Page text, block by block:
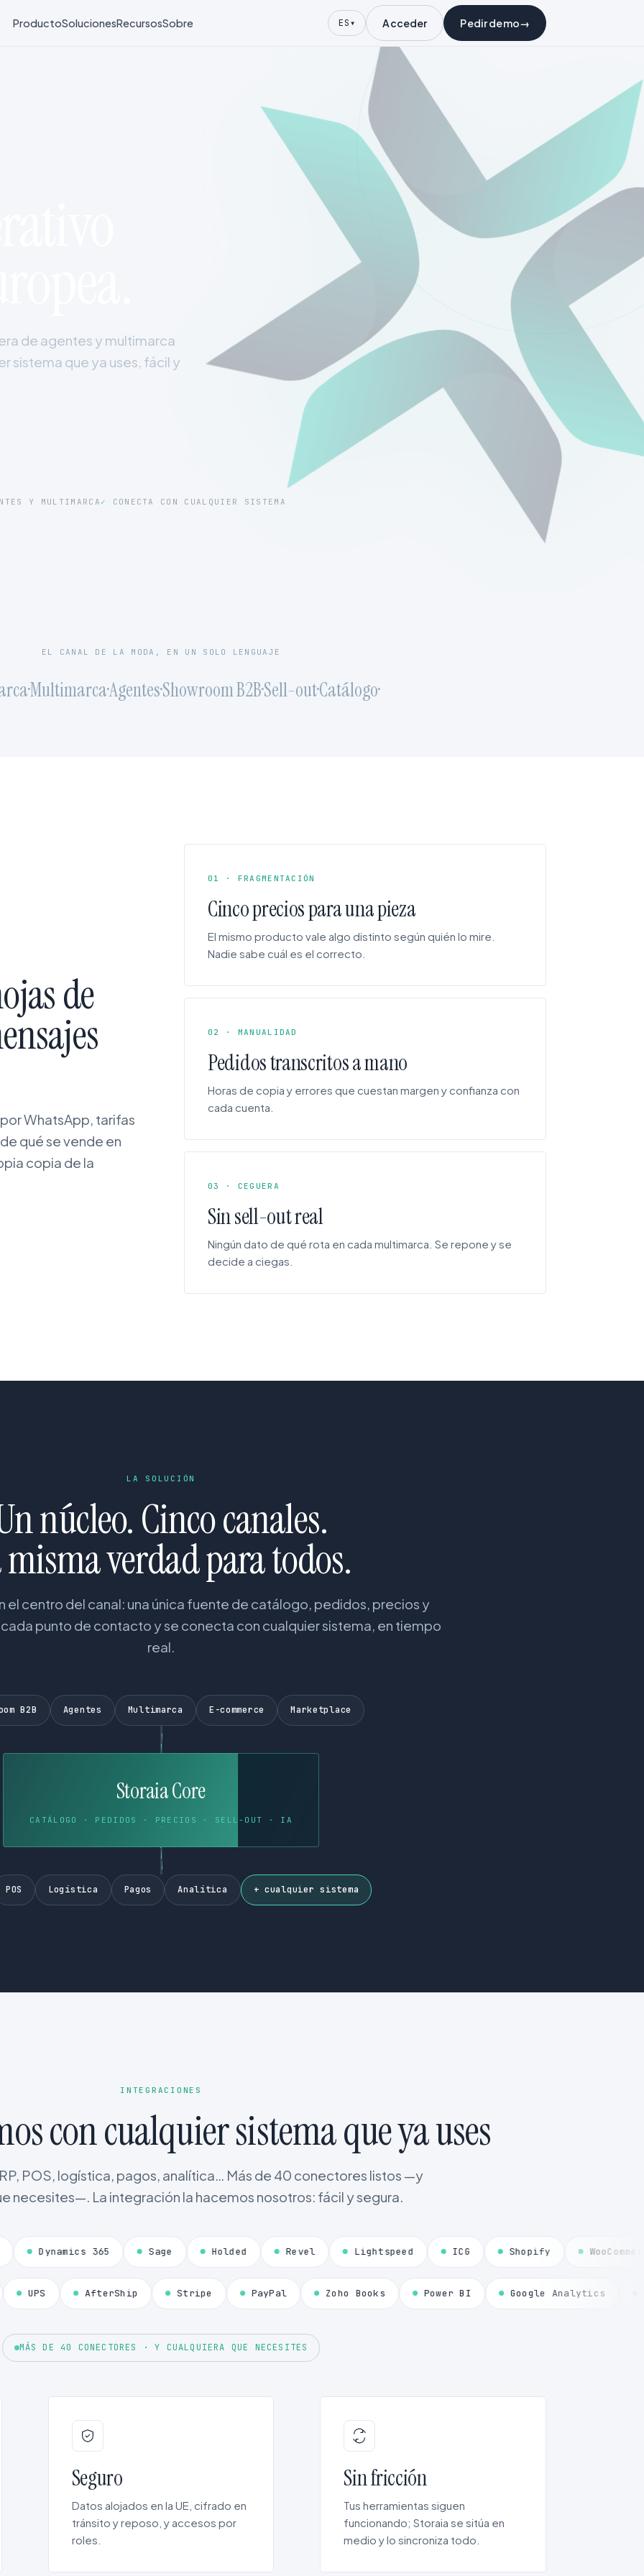
ProductoSolucionesRecursosSobre ES▾ Acceder Pedir demo→
de agentes y multimarca
sistema que ya uses, fácil y
Y MULTIMARCA ✓ CONECTA CON CUALQUIER SISTEMA
EL CANAL DE LA MODA, EN UN SOLO LENGUAJE
·Multimarca·Agentes·Showroom B2B·Sell-out·Catálogo·
de
WhatsApp, tarifas
qué se vende en
copia de la
01 · FRAGMENTACIÓN
Cinco precios para una pieza
El mismo producto vale algo distinto según quién lo mire.
Nadie sabe cuál es el correcto.
02 · MANUALIDAD
Pedidos transcritos a mano
Horas de copia y errores que cuestan margen y confianza con
cada cuenta.
03 · CEGUERA
Sin sell-out real
Ningún dato de qué rota en cada multimarca. Se repone y se
decide a ciegas.
LA SOLUCIÓN
núcleo. Cinco canales.
misma verdad para todos.
el centro del canal: una única fuente de catálogo, pedidos, precios y
punto de contacto y se conecta con cualquier sistema, en tiempo
real.
B2B Agentes Multimarca E-commerce Marketplace
Storaia Core
CATÁLOGO · PEDIDOS · PRECIOS · SELL-OUT · IA
POS Logística Pagos Analítica + cualquier sistema
INTEGRACIONES
con cualquier sistema que ya uses
POS, logística, pagos, analítica… Más de 40 conectores listos —y
necesites—. La integración la hacemos nosotros: fácil y segura.
365 Sage Holded Revel Lightspeed ICG Shopify WooCommerce
DHL UPS AfterShip Stripe PayPal Zoho Books Power BI Google
MÁS DE 40 CONECTORES · Y CUALQUIERA QUE NECESITES
Seguro
Datos alojados en la UE, cifrado en
tránsito y reposo, y accesos por
roles.
Sin fricción
Tus herramientas siguen
funcionando; Storaia se sitúa en
medio y lo sincroniza todo.